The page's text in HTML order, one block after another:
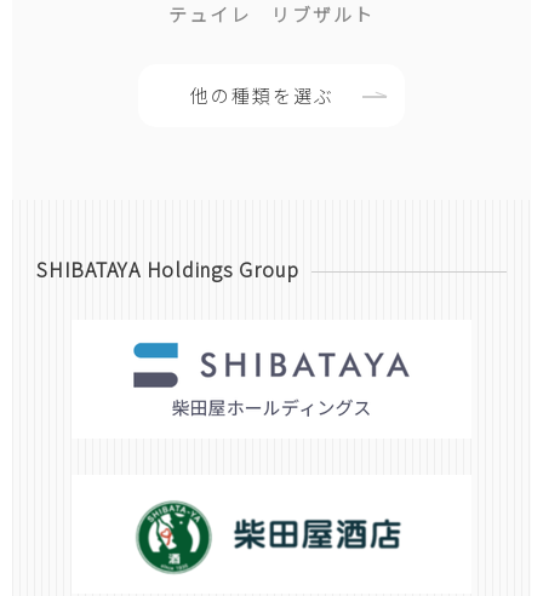
テュイレ リブザルト
他の種類を選ぶ
SHIBATAYA Holdings Group